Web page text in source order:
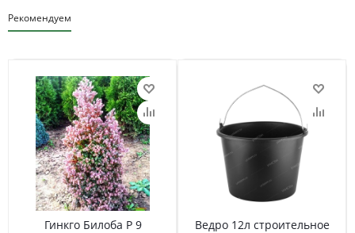
Рекомендуем
Гинкго Билоба Р 9 Ведро 12л строительное